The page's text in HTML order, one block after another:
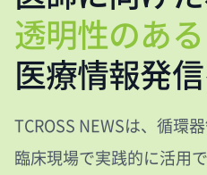
透明性のある
医療情報発
TCROSS NEWSは、循環
臨床現場で実践的に活用